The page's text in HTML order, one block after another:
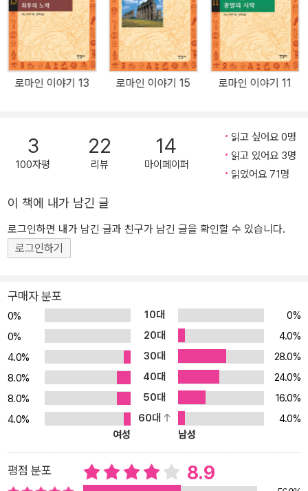
온 편지』(1·2)등의 에세이와 『어부 마르코의 꿈』 『콘스탄티노플의 뱃
사공』 등의 삽화소설이 있으며, 영화감독을 꿈꾸는 아들과의 대화를
담은 『로마에서 말하다』를 펴냈다.
로마인 이야기 13 로마인 이야기 15 로마인 이야기 11
3
100자평
22
리뷰
14
마이페이퍼
읽고 싶어요 0명
읽고 있어요 3명
읽었어요 71명
이 책에 내가 남긴 글
로그인하면 내가 남긴 글과 친구가 남긴 글을 확인할 수 있습니다.
로그인하기
구매자 분포
0% 10대
0%
0%
20대
4.0%
4.0%
30대
28.0%
8.0%
40대
24.0%
8.0%
50대
16.0%
4.0%
60대
4.0%
여성
남성
평점 분포 8.9